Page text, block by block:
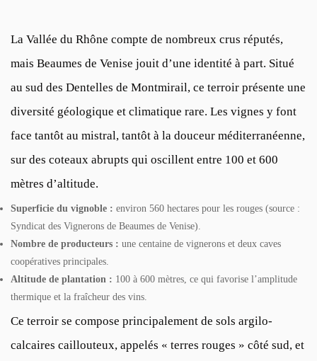
La Vallée du Rhône compte de nombreux crus réputés,
mais Beaumes de Venise jouit d’une identité à part. Situé
au sud des Dentelles de Montmirail, ce terroir présente une
diversité géologique et climatique rare. Les vignes y font
face tantôt au mistral, tantôt à la douceur méditerranéenne,
sur des coteaux abrupts qui oscillent entre 100 et 600
mètres d’altitude.
Superficie du vignoble : environ 560 hectares pour les rouges (source :
Syndicat des Vignerons de Beaumes de Venise).
Nombre de producteurs : une centaine de vignerons et deux caves
coopératives principales.
Altitude de plantation : 100 à 600 mètres, ce qui favorise l’amplitude
thermique et la fraîcheur des vins.
Ce terroir se compose principalement de sols argilo-
calcaires caillouteux, appelés « terres rouges » côté sud, et